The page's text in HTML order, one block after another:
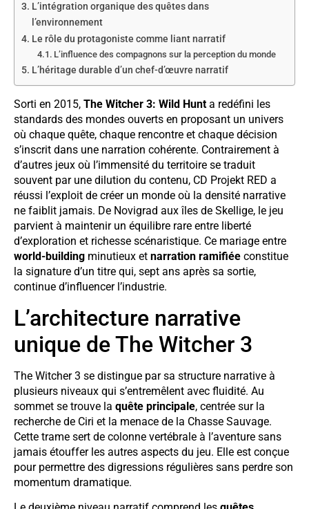
L’intégration organique des quêtes dans
l’environnement
Le rôle du protagoniste comme liant narratif
L’influence des compagnons sur la perception du monde
L’héritage durable d’un chef-d’œuvre narratif
Sorti en 2015, The Witcher 3: Wild Hunt a redéfini les
standards des mondes ouverts en proposant un univers
où chaque quête, chaque rencontre et chaque décision
s’inscrit dans une narration cohérente. Contrairement à
d’autres jeux où l’immensité du territoire se traduit
souvent par une dilution du contenu, CD Projekt RED a
réussi l’exploit de créer un monde où la densité narrative
ne faiblit jamais. De Novigrad aux îles de Skellige, le jeu
parvient à maintenir un équilibre rare entre liberté
d’exploration et richesse scénaristique. Ce mariage entre
world-building minutieux et narration ramifiée constitue
la signature d’un titre qui, sept ans après sa sortie,
continue d’influencer l’industrie.
L’architecture narrative
unique de The Witcher 3
The Witcher 3 se distingue par sa structure narrative à
plusieurs niveaux qui s’entremêlent avec fluidité. Au
sommet se trouve la quête principale, centrée sur la
recherche de Ciri et la menace de la Chasse Sauvage.
Cette trame sert de colonne vertébrale à l’aventure sans
jamais étouffer les autres aspects du jeu. Elle est conçue
pour permettre des digressions régulières sans perdre son
momentum dramatique.